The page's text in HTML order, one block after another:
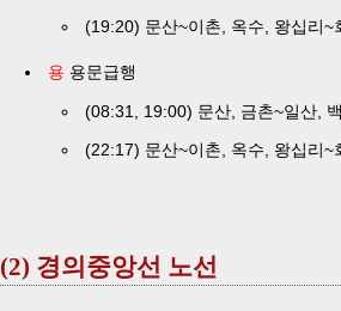
(19:20) 문산~이촌, 옥수, 왕십리
용 용문급행
(08:31, 19:00) 문산, 금촌~일산,
(22:17) 문산~이촌, 옥수, 왕십리
(2) 경의중앙선 노선